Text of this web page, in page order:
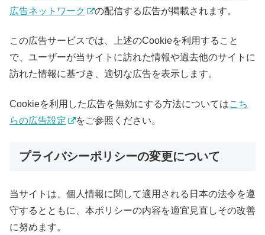
広告ネットワーク
の配信する広告が掲載されます。
この広告サービスでは、上述のCookieを利用すること
で、ユーザーが当サイトに訪れた情報や過去他のサイトに
訪れた情報に基づき、適切な広告を表示します。
Cookieを利用した広告を無効にする方法についてはこち
らの広告設定
をご参照ください。
プライバシーポリシーの変更について
当サイトは、個人情報に関して適用される日本の法令を遵
守するとともに、本ポリシーの内容を適宜見直しその改善
に努めます。